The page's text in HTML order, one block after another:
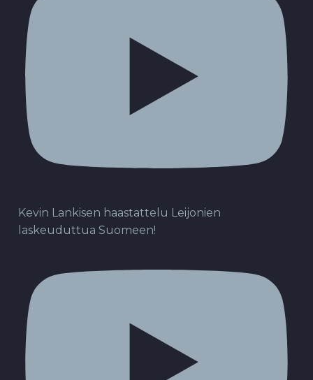
Kevin Lankisen haastattelu Leijonien
laskeuduttua Suomeen!